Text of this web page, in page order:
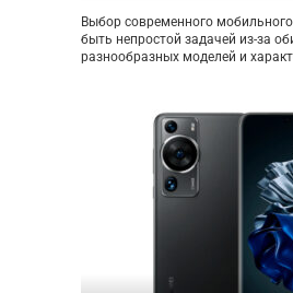
Выбор современного
быть непростой задачей из-за
разнообразных моделей и